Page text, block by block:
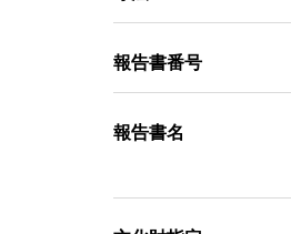
報告書番号
報告書名